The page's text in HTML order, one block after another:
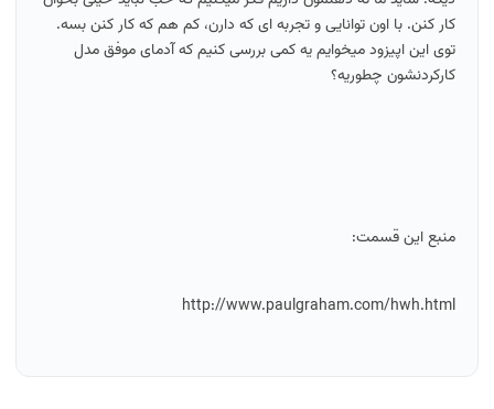
کار کنن. با اون توانایی و تجربه ای که دارن، کم هم که کار کنن بسه.
توی این اپیزود میخوایم یه کمی بررسی کنیم که آدمای موفق مدل
کارکردنشون چطوریه؟
منبع این قسمت:
http://www.paulgraham.com/hwh.html